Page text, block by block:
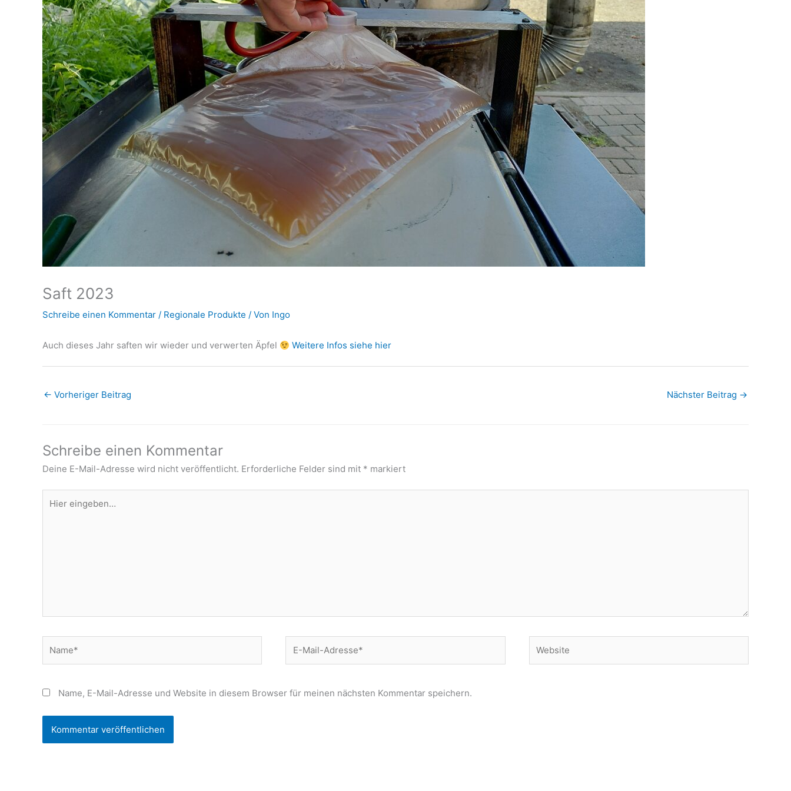
Saft 2023
Schreibe einen Kommentar / Regionale Produkte / Von Ingo
Auch dieses Jahr saften wir wieder und verwerten Äpfel Weitere Infos siehe hier
← Vorheriger Beitrag Nächster Beitrag →
Schreibe einen Kommentar
Deine E-Mail-Adresse wird nicht veröffentlicht. Erforderliche Felder sind mit * markiert
eingeben…
Mail-
Name, E-Mail-Adresse und Website in diesem Browser für meinen nächsten Kommentar speichern.